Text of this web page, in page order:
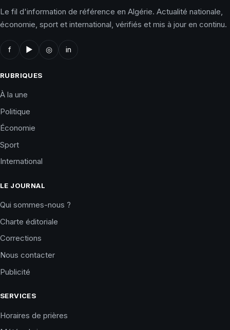
Le fil d'information de référence en Algérie. Actualité nationale,
économie, sport et international, vérifiés et mis à jour en continu.
f ▶ ◎ in
RUBRIQUES
À la une
Politique
Économie
Sport
International
LE JOURNAL
Qui sommes-nous ?
Charte éditoriale
Corrections
Nous contacter
Publicité
SERVICES
Horaires de prières